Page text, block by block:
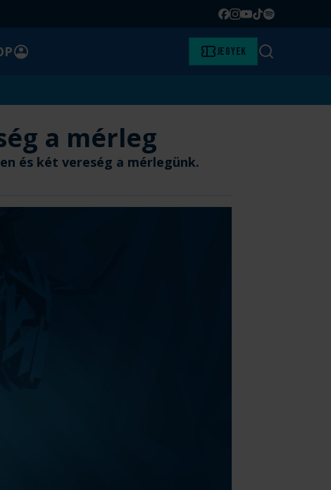
Facebook
Instagram
YouTube
TikTok
Spotify
BELÉPÉS Jegyek Keresés
a mérleg
és két vereség a mérlegünk.